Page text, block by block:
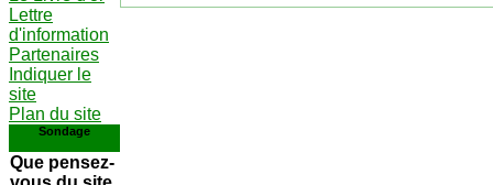
Lettre
d'information
Partenaires
Indiquer le
site
Plan du site
Sondage
Que pensez-